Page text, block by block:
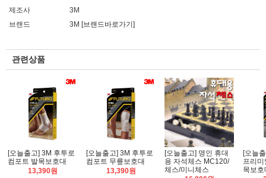
제조사
3M
브랜드
3M [브랜드바로가기]
관련상품
[오늘출고] 3M 후투로
컴포트 발목보호대
13,390원
[오늘출고] 3M 후투로
컴포트 무릎보호대
13,390원
[오늘출고] 명인 휴대
용 자석체스 MC120/
체스/미니체스
[오늘
프리
목보호